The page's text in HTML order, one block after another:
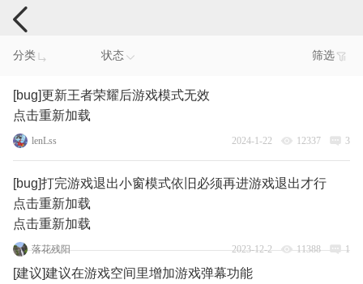
手机反馈
分类 状态 筛选
[bug]更新王者荣耀后游戏模式无效
点击重新加载
lenLss 2024-1-22 12337 3
[bug]打完游戏退出小窗模式依旧必须再进游戏退出才行
点击重新加载
点击重新加载
落花残阳 2023-12-2 11388 1
[建议]建议在游戏空间里增加游戏弹幕功能